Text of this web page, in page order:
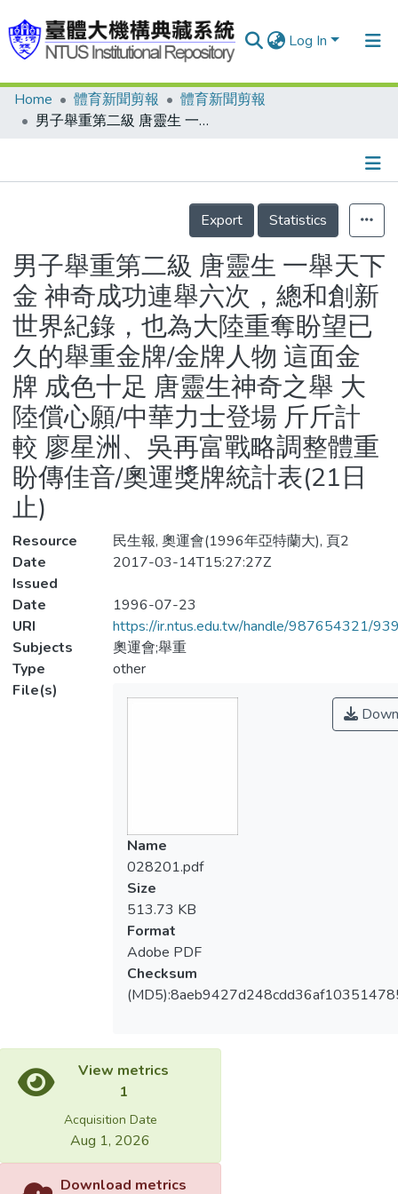
Log In
Communities & Collections
Statistics
Home 體育新聞剪報
體育新聞剪報
男子舉重第二級 唐靈生 一舉天下金 神奇成功連舉六次，總和創新世界紀錄，也為大陸重奪盼望已久的舉重金牌/金牌人物 這面金牌 成色十足 唐靈生神奇之舉 大陸償心願/中華力士登場 斤斤計較 廖星洲、吳再富戰略調整體重 盼傳佳音/奧運獎牌統計表(21日止)
Details
Export
Statistics
男子舉重第二級 唐靈生 一舉天下
金 神奇成功連舉六次，總和創新
世界紀錄，也為大陸重奪盼望已
久的舉重金牌/金牌人物 這面金
牌 成色十足 唐靈生神奇之舉 大
陸償心願/中華力士登場 斤斤計
較 廖星洲、吳再富戰略調整體重
盼傳佳音/奧運獎牌統計表(21日
止)
Resource
民生報, 奧運會(1996年亞特蘭大), 頁2
Date
Issued
2017-03-14T15:27:27Z
Date
1996-07-23
URI
https://ir.ntus.edu.tw/handle/987654321/
Subjects
奧運會;舉重
Type
other
File(s)
Name
028201.pdf
Size
513.73 KB
Format
Adobe PDF
Checksum
View metrics
1
Acquisition Date
Aug 1, 2026
Download metrics